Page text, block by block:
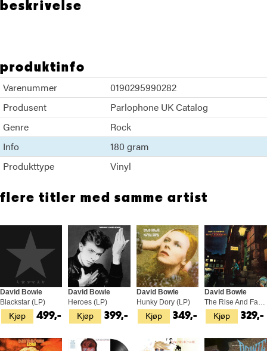
beskrivelse
produktinfo
Varenummer
0190295990282
Produsent
Parlophone UK Catalog
Genre
Rock
Info
180 gram
Produkttype
Vinyl
flere titler med samme artist
Kjøp
David Bowie
Blackstar (LP)
499,- Kjøp
David Bowie
Heroes (LP)
399,- Kjøp
David Bowie
Hunky Dory (LP)
349,- Kjøp
David Bowie
The Rise And Fall Of Ziggy Stardust (LP)
329,-